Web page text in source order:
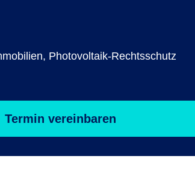
Photovoltaik-Rechtsschutz
Termin vereinbaren